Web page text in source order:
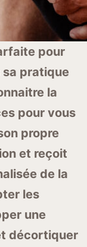
pour
pratique
la
pour vous
propre
et reçoit
de la
les
une
décortiquer